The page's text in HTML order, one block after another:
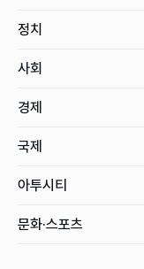
정치
사회
경제
국제
아투시티
문화·스포츠